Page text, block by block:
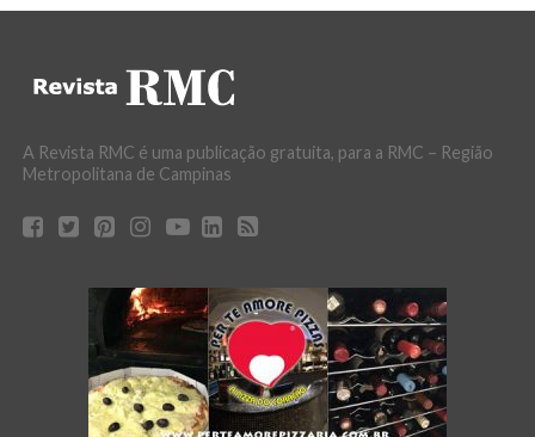
A Revista RMC é uma publicação gratuita, para a RMC – Região
Metropolitana de Campinas